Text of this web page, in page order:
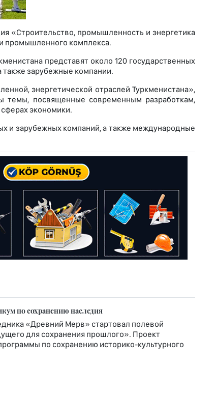
«Строительство, промышленность и энергетика
промышленного комплекса.
представят около 120 государственных
также зарубежные компании.
энергетической отраслей Туркменистана»,
темы, посвященные современным разработкам,
экономики.
и зарубежных компаний, а также международные
по сохранению наследия
«Древний Мерв» стартовал полевой
для сохранения прошлого». Проект
по сохранению историко-культурного